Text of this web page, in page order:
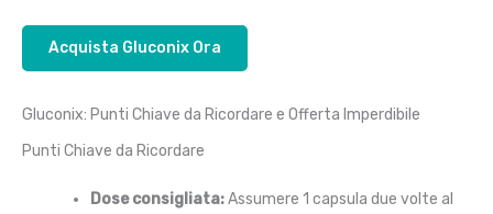
Acquista Gluconix Ora
Gluconix: Punti Chiave da Ricordare e Offerta Imperdibile
Punti Chiave da Ricordare
Dose consigliata:Assumere 1 capsula due volte al